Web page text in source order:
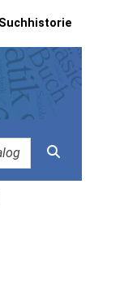
Suchhistorie